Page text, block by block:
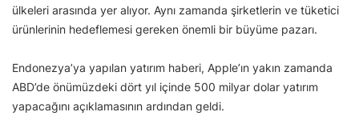
ülkeleri arasında yer alıyor. Aynı zamanda şirketlerin ve tüketici
ürünlerinin hedeflemesi gereken önemli bir büyüme pazarı.
Endonezya’ya yapılan yatırım haberi, Apple’ın yakın zamanda
ABD’de önümüzdeki dört yıl içinde 500 milyar dolar yatırım
yapacağını açıklamasının ardından geldi.